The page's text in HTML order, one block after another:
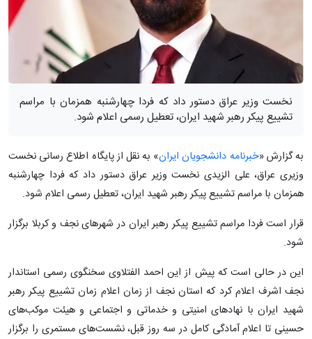
نخست وزیر عراق دستور داد که فردا چهارشنبه همزمان با مراسم
تشییع پیکر رهبر شهید ایران، تعطیل رسمی اعلام شود.
به گزارش «خبرنامه دانشجویان ایران» به نقل از پایگاه اطلاع رسانی نخست
وزیری عراق، علی الزیدی نخست وزیر عراق دستور داد که فردا چهارشنبه
همزمان با مراسم تشییع پیکر رهبر شهید ایران، تعطیل رسمی اعلام شود.
قرار است فردا مراسم تشییع پیکر رهبر ایران در شهرهای نجف و کربلا برگزار
شود.
این در حالی است که پیش از این احمد الفتلاوی سخنگوی رسمی استاندار
نجف اشرف اعلام کرد که استان نجف از زمان اعلام زمان تشییع پیکر رهبر
شهید ایران با نهادهای امنیتی و خدماتی و اجتماعی و هیئت موکب‌های
حسینی تا اعلام آمادگی کامل در سه روز قبل، نشست‌های مستمری را برگزار